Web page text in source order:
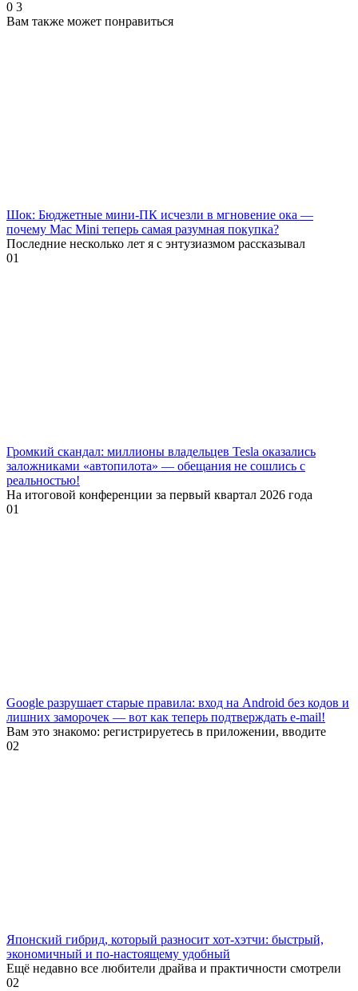
0 3
Вам также может понравиться
Шок: Бюджетные мини-ПК исчезли в мгновение ока —
почему Mac Mini теперь самая разумная покупка?
Последние несколько лет я с энтузиазмом рассказывал
01
Громкий скандал: миллионы владельцев Tesla оказались
заложниками «автопилота» — обещания не сошлись с
реальностью!
На итоговой конференции за первый квартал 2026 года
01
Google разрушает старые правила: вход на Android без кодов и
лишних заморочек — вот как теперь подтверждать e-mail!
Вам это знакомо: регистрируетесь в приложении, вводите
02
Японский гибрид, который разносит хот-хэтчи: быстрый,
экономичный и по-настоящему удобный
Ещё недавно все любители драйва и практичности смотрели
02